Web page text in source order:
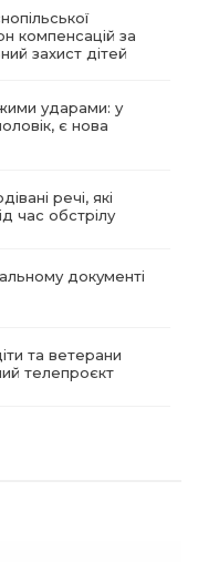
компенсацій за
захист дітей
ударами: у
є нова
речі, які
час обстрілу
документі
та ветерани
телепроєкт
дому
як уникнути